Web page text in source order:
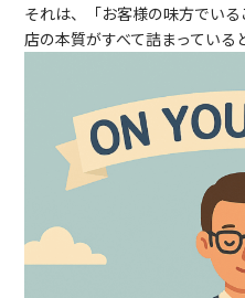
それは、「お客様の味方でい
店の本質がすべて詰まっている